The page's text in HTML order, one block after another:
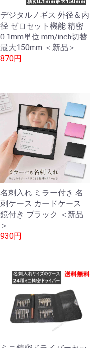
デジタルノギス 外径＆内
径 ゼロセット機能 精密
0.1mm単位 mm/inch切替
最大150mm ＜新品＞
870円
名刺入れ ミラー付き 名
刺ケース カードケース
鏡付き ブラック ＜新品
＞
930円